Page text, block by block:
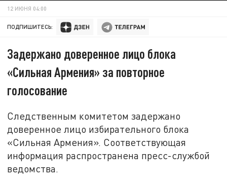
12 ИЮНЯ 04:00
ПОДПИШИТЕСЬ:
Задержано доверенное лицо блока
«Сильная Армения» за повторное
голосование
Следственным комитетом задержано
доверенное лицо избирательного блока
«Сильная Армения». Соответствующая
информация распространена пресс-службой
ведомства.